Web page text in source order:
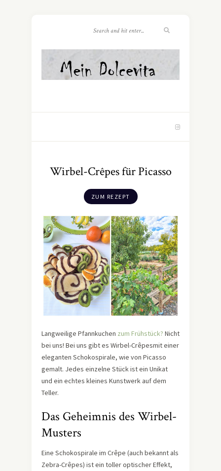
Wirbel-Crêpes für Picasso
ZUM REZEPT
Langweilige Pfannkuchen zum Frühstück? Nicht
bei uns! Bei uns gibt es Wirbel-Crêpesmit einer
eleganten Schokospirale, wie von Picasso
gemalt. Jedes einzelne Stück ist ein Unikat
und ein echtes kleines Kunstwerk auf dem
Teller.
Das Geheimnis des Wirbel-
Musters
Eine Schokospirale im Crêpe (auch bekannt als
Zebra-Crêpes) ist ein toller optischer Effekt,